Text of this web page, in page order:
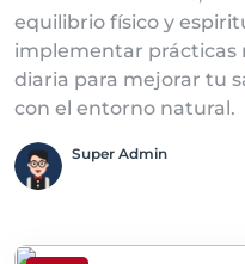
equilibrio físico y
implementar prácticas
diaria para mejorar tu
con el entorno natural.
Super Admin